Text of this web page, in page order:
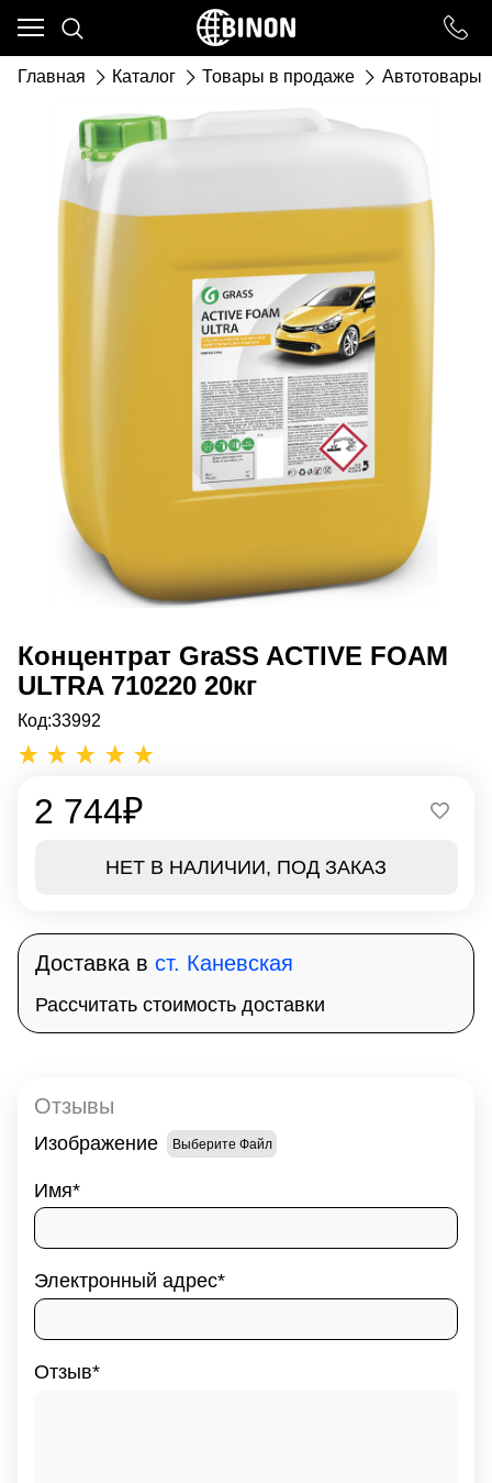
Главная Каталог Товары в продаже Автотовары
Концентрат GraSS ACTIVE FOAM
ULTRA 710220 20кг
Код:33992
2 744₽
НЕТ В НАЛИЧИИ, ПОД ЗАКАЗ
Доставка в ст. Каневская
Рассчитать стоимость доставки
Отзывы
Изображение Выберите Файл
Имя
Электронный адрес
Отзыв
Ваш город - ст. Каневская,
угадали?
ДА НЕТ